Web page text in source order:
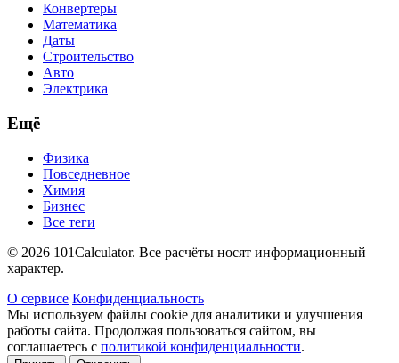
Конвертеры
Математика
Даты
Строительство
Авто
Электрика
Ещё
Физика
Повседневное
Химия
Бизнес
Все теги
© 2026 101Calculator. Все расчёты носят информационный
характер.
О сервисе Конфиденциальность
Мы используем файлы cookie для аналитики и улучшения
работы сайта. Продолжая пользоваться сайтом, вы
соглашаетесь с политикой конфиденциальности.